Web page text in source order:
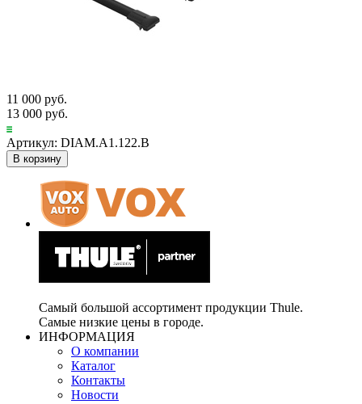
11 000 руб.
13 000 руб.
Артикул: DIAM.A1.122.B
В корзину
Самый большой ассортимент продукции Thule.
Самые низкие цены в городе.
ИНФОРМАЦИЯ
О компании
Каталог
Контакты
Новости